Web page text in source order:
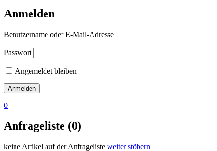
Anmelden
Benutzername oder E-Mail-Adresse
Passwort
Angemeldet bleiben
0
Anfrageliste (0)
keine Artikel auf der Anfrageliste weiter stöbern